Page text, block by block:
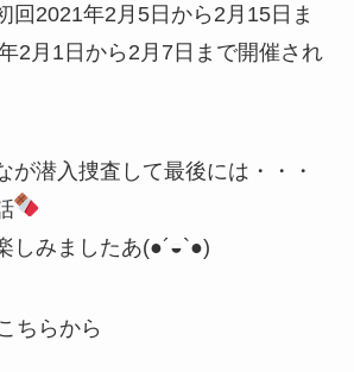
回2021年2月5日から2月15日ま
2月1日から2月7日まで開催され
が潜入捜査して最後には・・・
しみましたあ(●´◒`●)
ちらから